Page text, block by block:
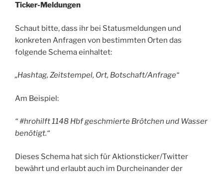
Ticker-Meldungen
Schaut bitte, dass ihr bei Statusmeldungen und
konkreten Anfragen von bestimmten Orten das
folgende Schema einhaltet:
„Hashtag, Zeitstempel, Ort, Botschaft/Anfrage“
Am Beispiel:
“ #hrohilft 1148 Hbf geschmierte Brötchen und Wasser
benötigt.“
Dieses Schema hat sich für Aktionsticker/Twitter
bewährt und erlaubt auch im Durcheinander der